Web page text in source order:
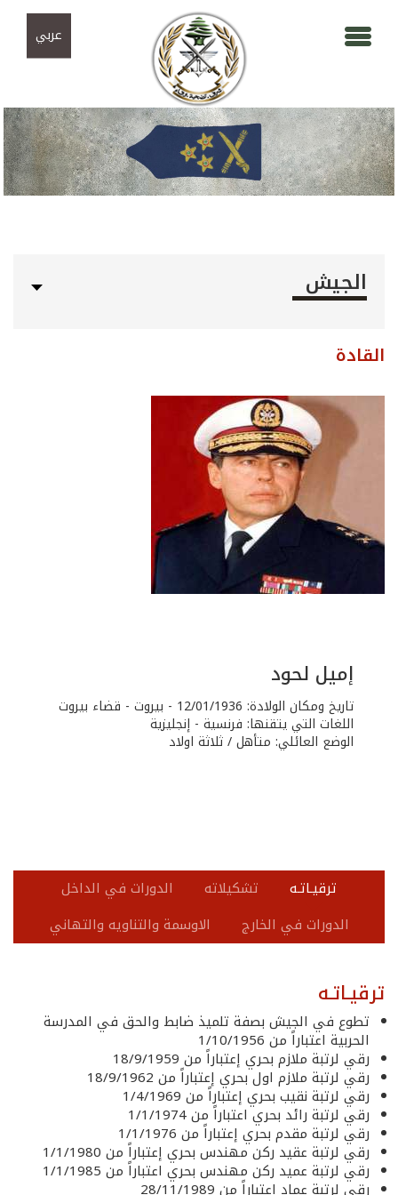
عربي
الجيش
القادة
إميل لحود
تاريخ ومكان الولادة: 12/01/1936 - بيروت - قضاء بيروت
اللغات التي يتقنها: فرنسية - إنجليزية
الوضع العائلي: متأهل / ثلاثة اولاد
ترقيـاتـه تشكيلاته
الدورات في الداخل
الدورات في الخارج
الاوسمة والتناويه والتهاني
ترقيـاتـه
تطوع في الجيش بصفة تلميذ ضابط والحق في المدرسة
الحربية اعتباراً من 1/10/1956
رقي لرتبة ملازم بحري إعتباراً من 18/9/1959
رقي لرتبة ملازم اول بحري إعتباراً من 18/9/1962
رقي لرتبة نقيب بحري إعتباراً من 1/4/1969
رقي لرتبة رائد بحري اعتباراً من 1/1/1974
رقي لرتبة مقدم بحري إعتباراً من 1/1/1976
رقي لرتبة عقيد ركن مهندس بحري إعتباراً من 1/1/1980
رقي لرتبة عميد ركن مهندس بحري اعتباراً من 1/1/1985
رقي لرتبة عماد اعتباراً من 28/11/1989